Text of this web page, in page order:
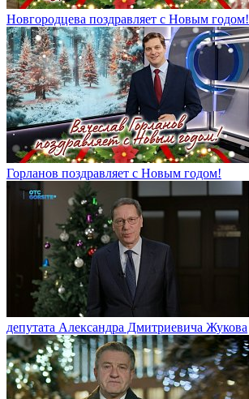
Новгородцева поздравляет с Новым годом!
Горланов поздравляет с Новым годом!
депутата Александра Дмитриевича Жукова